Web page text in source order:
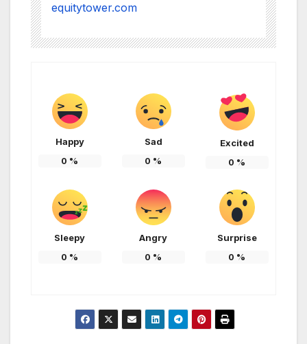
equitytower.com
Happy
0 %
Sad
0 %
Excited
0 %
Sleepy
0 %
Angry
0 %
Surprise
0 %